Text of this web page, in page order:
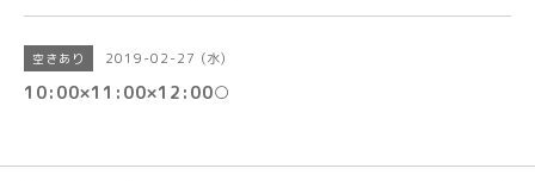
空きあり 2019-02-27 (水)
10:00×11:00×12:00○